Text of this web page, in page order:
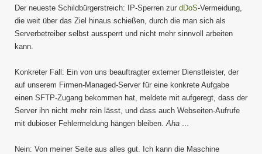
Der neueste Schildbürgerstreich: IP-Sperren zur dDoS-Vermeidung,
die weit über das Ziel hinaus schießen, durch die man sich als
Serverbetreiber selbst aussperrt und nicht mehr sinnvoll arbeiten
kann.
Konkreter Fall: Ein von uns beauftragter externer Dienstleister, der
auf unserem Firmen-Managed-Server für eine konkrete Aufgabe
einen SFTP-Zugang bekommen hat, meldete mit aufgeregt, dass der
Server ihn nicht mehr rein lässt, und dass auch Webseiten-Aufrufe
mit dubioser Fehlermeldung hängen bleiben.Aha …
Nein: Von meiner Seite aus alles gut. Ich kann die Maschine